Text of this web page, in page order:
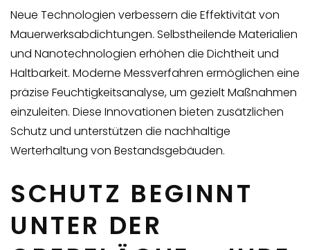
Neue Technologien verbessern die Effektivität von
Mauerwerksabdichtungen. Selbstheilende Materialien
und Nanotechnologien erhöhen die Dichtheit und
Haltbarkeit. Moderne Messverfahren ermöglichen eine
präzise Feuchtigkeitsanalyse, um gezielt Maßnahmen
einzuleiten. Diese Innovationen bieten zusätzlichen
Schutz und unterstützen die nachhaltige
Werterhaltung von Bestandsgebäuden.
SCHUTZ BEGINNT
UNTER DER